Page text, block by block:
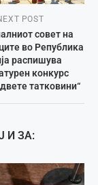
POST
совет на
во Република
распишува
конкурс
татковини“
И ЗА: